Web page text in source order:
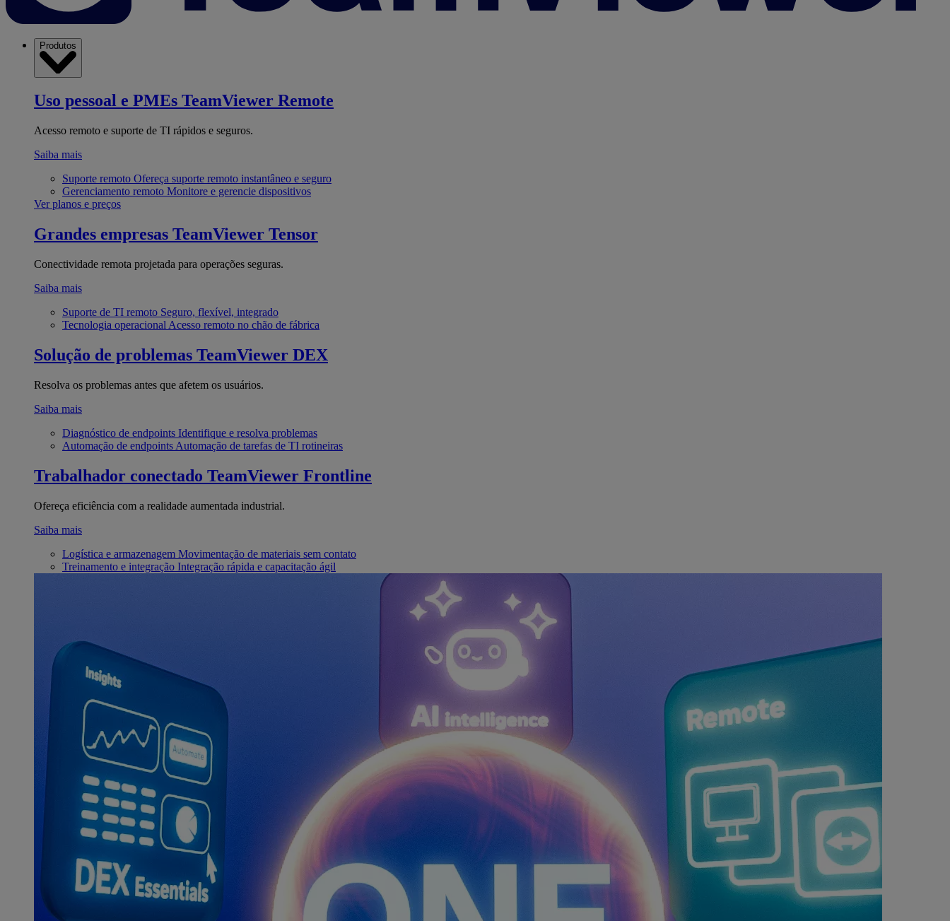
Produtos
Uso pessoal e PMEs TeamViewer Remote
Acesso remoto e suporte de TI rápidos e seguros.
Saiba mais
Suporte remoto Ofereça suporte remoto instantâneo e seguro
Gerenciamento remoto Monitore e gerencie dispositivos
Ver planos e preços
Grandes empresas TeamViewer Tensor
Conectividade remota projetada para operações seguras.
Saiba mais
Suporte de TI remoto Seguro, flexível, integrado
Tecnologia operacional Acesso remoto no chão de fábrica
Solução de problemas TeamViewer DEX
Resolva os problemas antes que afetem os usuários.
Saiba mais
Diagnóstico de endpoints Identifique e resolva problemas
Automação de endpoints Automação de tarefas de TI rotineiras
Trabalhador conectado TeamViewer Frontline
Ofereça eficiência com a realidade aumentada industrial.
Saiba mais
Logística e armazenagem Movimentação de materiais sem contato
Treinamento e integração Integração rápida e capacitação ágil